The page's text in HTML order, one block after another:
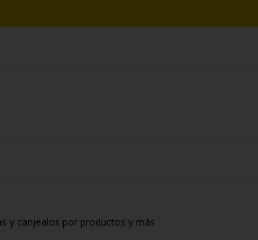
y canjealos por productos y más